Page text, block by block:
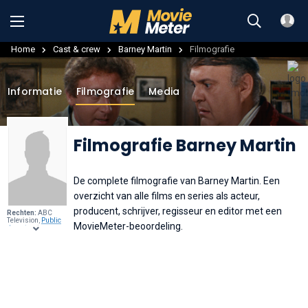
Home Cast & crew Barney Martin Filmografie
Rechten: ABC
Television, Public
domain
, via
Filmografie Barney Martin
Informatie Filmografie Media
De complete filmografie van Barney Martin. Een
overzicht van alle films en series als acteur,
producent, schrijver, regisseur en editor met een
MovieMeter-beoordeling.